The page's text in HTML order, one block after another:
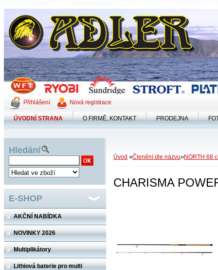
Přihlášení Nová registrace
ÚVODNÍ STRANA O FIRMĚ, KONTAKT PRODEJNA
Hledání
E-SHOP
AKČNÍ NABÍDKA
NOVINKY 2026
Multiplikátory
Lithiová baterie pro multi
Úvod »Členění dle názvu»NORTH 68
CHARISMA